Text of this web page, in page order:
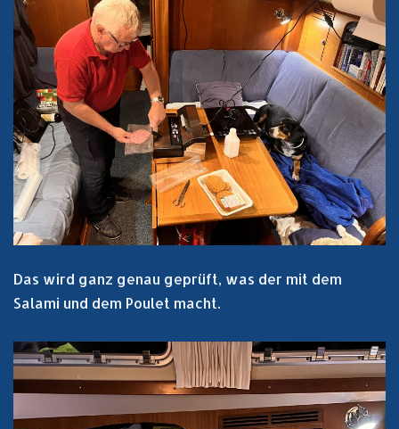
Das wird ganz genau geprüft, was der mit dem
Salami und dem Poulet macht.